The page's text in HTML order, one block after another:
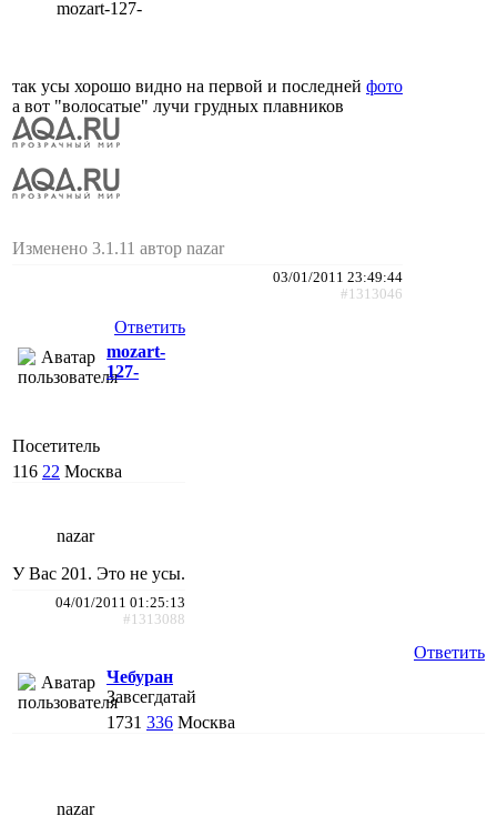
mozart-127-
так усы хорошо видно на первой и последней фото
а вот "волосатые" лучи грудных плавников
Изменено 3.1.11 автор nazar
03/01/2011 23:49:44
#1313046
Ответить
mozart-
127-
Посетитель
116 22 Москва
nazar
У Вас 201. Это не усы.
04/01/2011 01:25:13
#1313088
Ответить
Чебуран
Завсегдатай
1731 336 Москва
nazar